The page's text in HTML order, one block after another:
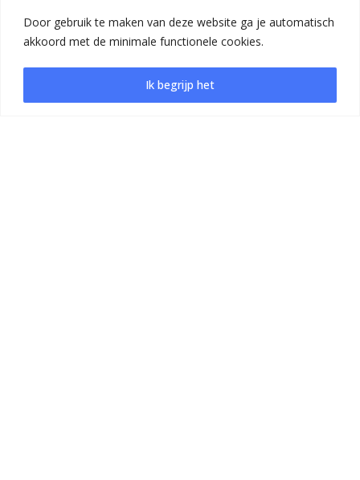
Door gebruik te maken van deze website ga je automatisch
akkoord met de minimale functionele cookies.
Ik begrijp het
10 tips voor minder stress en meer voldoening – in
2025
Zelfsturing – Leiderschap – Zingeving – in 2025
Bekijk ook